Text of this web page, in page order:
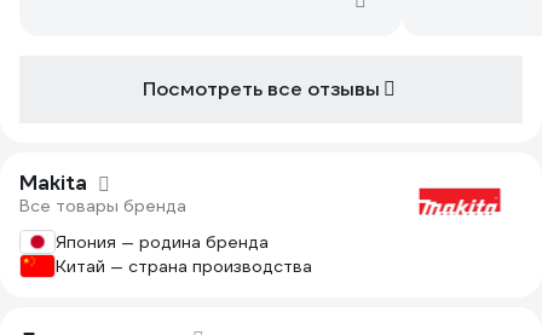
Посмотреть все отзывы
Makita
Все товары бренда
Япония — родина бренда
Китай — страна производства